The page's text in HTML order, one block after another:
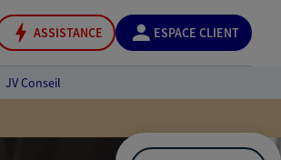
ASSISTANCE ESPACE CLIENT
JV Conseil